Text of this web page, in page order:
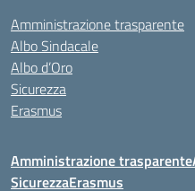
Amministrazione trasparente
Albo Sindacale
Albo d’Oro
Sicurezza
Erasmus
Amministrazione trasparente
SicurezzaErasmus